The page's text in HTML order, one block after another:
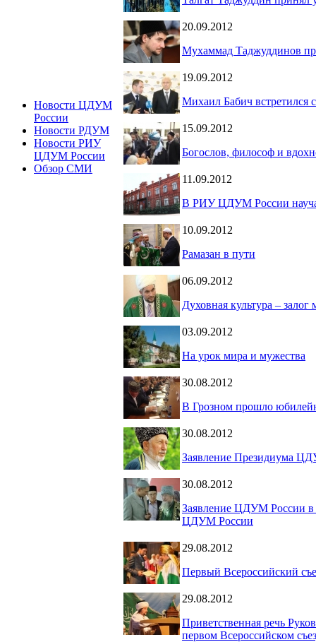
Новости ЦДУМ
России
Новости РДУМ
Новости РИУ
ЦДУМ России
Обзор СМИ
20.09.2012
Мухаммад Таджуддинов
19.09.2012
Михаил Бабич встретился
15.09.2012
Богослов, философ и
11.09.2012
В РИУ ЦДУМ России
10.09.2012
Рамазан в пути
06.09.2012
Духовная культура –
03.09.2012
На урок мира и мужества
30.08.2012
В Грозном прошло
30.08.2012
Заявление Президиума
30.08.2012
Заявление ЦДУМ России
ЦДУМ России
29.08.2012
Первый Всероссийский
29.08.2012
Приветственная речь
первом Всероссийском